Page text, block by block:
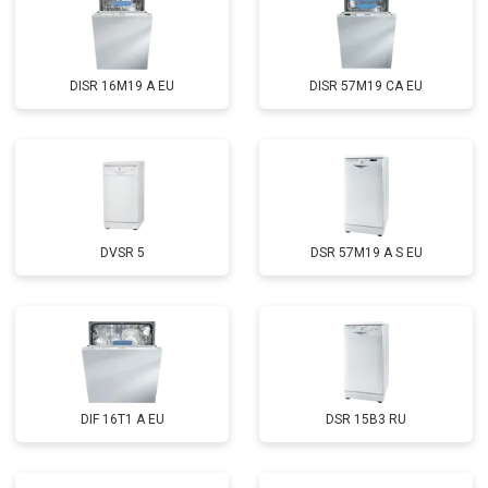
Замена нижнего уплотнителя
от 1000 ₽ Заказать
Замена заливного шланга с
системой Аквастоп
от 1100 ₽ Заказать
Диагностика бесплатно Заказать
DISR 16M19 A EU DISR 57M19 CA EU
DVSR 5 DSR 57M19 A S EU
DIF 16T1 A EU DSR 15B3 RU